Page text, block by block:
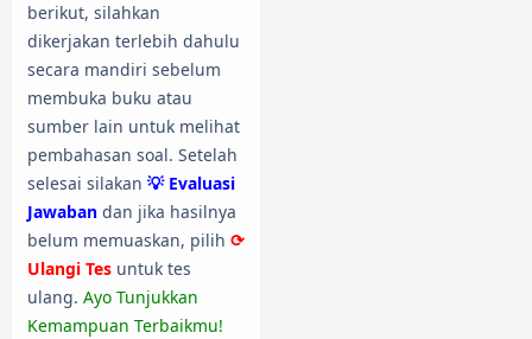
berikut, silahkan
dikerjakan terlebih dahulu
secara mandiri sebelum
membuka buku atau
sumber lain untuk melihat
pembahasan soal. Setelah
selesai silakan 💡 Evaluasi
Jawaban dan jika hasilnya
belum memuaskan, pilih ⟳
Ulangi Tes untuk tes
ulang. Ayo Tunjukkan
Kemampuan Terbaikmu!